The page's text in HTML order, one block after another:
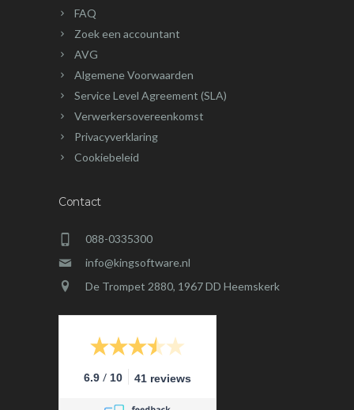
FAQ
Zoek een accountant
AVG
Algemene Voorwaarden
Service Level Agreement (SLA)
Verwerkersovereenkomst
Privacyverklaring
Cookiebeleid
Contact
088-0335300
info@kingsoftware.nl
De Trompet 2880, 1967 DD Heemskerk
6.9 / 10 41 reviews